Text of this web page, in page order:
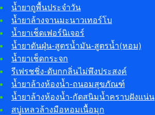
น้ำยาถูพื้นประจำวัน
น้ำยาล้างจานมะนาวเทอร์โบ
น้ำยาเช็ดเฟอร์นิเจอร์
น้ำยาดันฝุ่น-สูตรน้ำมัน-สูตรน้ำ(หอม)
น้ำยาเช็ดกระจก
รีเฟรชชิ่ง-ดับกกลิ่นไม่พึงประสงค์
น้ำยาล้างห้องน้ำ-ถนอมสุขภัณฑ์
น้ำยาล้างห้องน้ำ-กัดสนิมน้ำคราบฝังแน่น
สบู่เหลวล้างมือหอมเนื้อมุก